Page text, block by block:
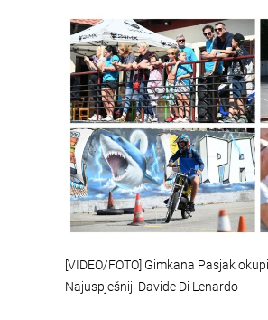
[VIDEO/FOTO] Gimkana Pasjak
Najuspješniji Davide Di Lenardo